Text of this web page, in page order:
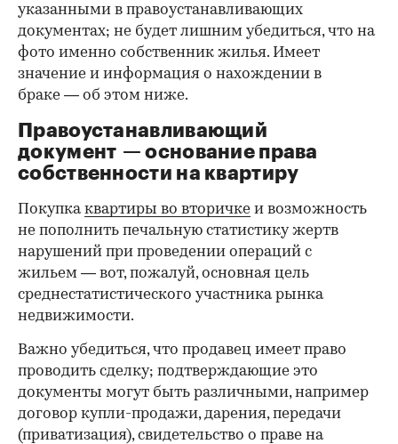
00:00 / 00:00
указанными в правоустанавливающих
документах; не будет лишним убедиться, что на
фото именно собственник жилья. Имеет
значение и информация о нахождении в
браке — об этом ниже.
Правоустанавливающий
документ — основание права
собственности на квартиру
Покупкаквартиры во вторичке и возможность
не пополнить печальную статистику жертв
нарушений при проведении операций с
жильем — вот, пожалуй, основная цель
среднестатистического участника рынка
недвижимости.
Важно убедиться, что продавец имеет право
проводить сделку; подтверждающие это
документы могут быть различными, например
договор купли-продажи, дарения, передачи
(приватизация), свидетельство о праве на